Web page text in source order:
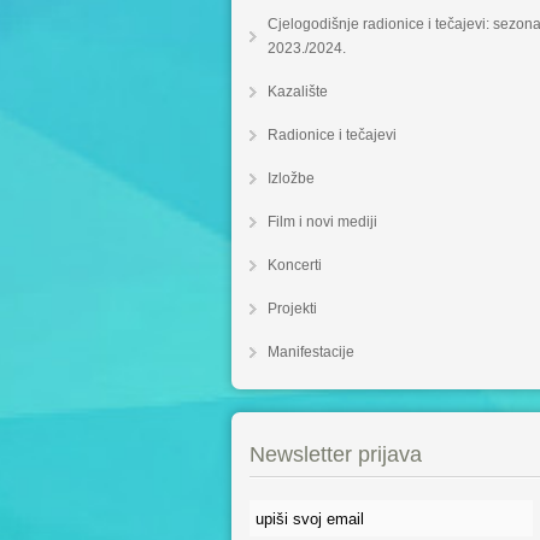
Cjelogodišnje radionice i tečajevi: sezona
2023./2024.
Kazalište
Radionice i tečajevi
Izložbe
Film i novi mediji
Koncerti
Projekti
Manifestacije
Newsletter prijava